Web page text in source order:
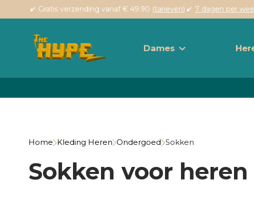
Gratis verzending vanaf € 49.90 (tarieven) 7 dagen per
Dames
Home Kleding Heren Ondergoed Sokken
Sokken voor heren